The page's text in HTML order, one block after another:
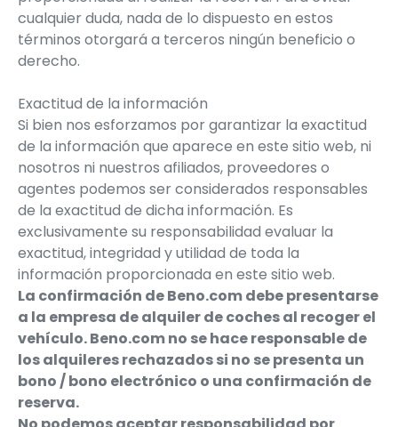
cualquier duda, nada de lo dispuesto en estos
términos otorgará a terceros ningún beneficio o
derecho.
Exactitud de la información
Si bien nos esforzamos por garantizar la exactitud
de la información que aparece en este sitio web, ni
nosotros ni nuestros afiliados, proveedores o
agentes podemos ser considerados responsables
de la exactitud de dicha información. Es
exclusivamente su responsabilidad evaluar la
exactitud, integridad y utilidad de toda la
información proporcionada en este sitio web.
La confirmación de Beno.com debe presentarse
a la empresa de alquiler de coches al recoger el
vehículo. Beno.com no se hace responsable de
los alquileres rechazados si no se presenta un
bono / bono electrónico o una confirmación de
reserva.